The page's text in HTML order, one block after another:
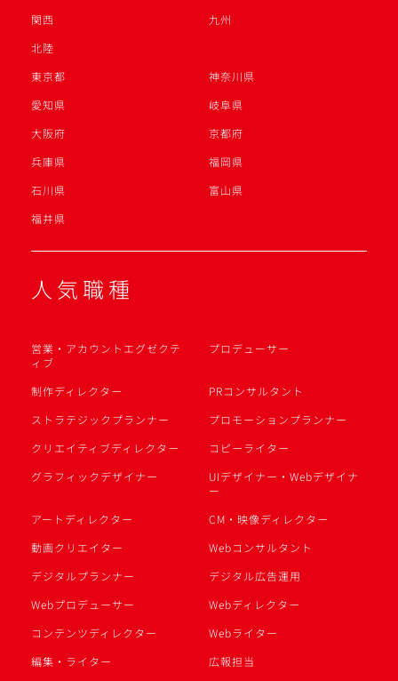
関西
九州
北陸
東京都
神奈川県
愛知県
岐阜県
大阪府
京都府
兵庫県
福岡県
石川県
富山県
福井県
人気職種
営業・アカウントエグゼクテ
ィブ
プロデューサー
制作ディレクター
PRコンサルタント
ストラテジックプランナー
プロモーションプランナー
クリエイティブディレクター
コピーライター
グラフィックデザイナー
UIデザイナー・Webデザイナ
ー
アートディレクター
CM・映像ディレクター
動画クリエイター
Webコンサルタント
デジタルプランナー
デジタル広告運用
Webプロデューサー
Webディレクター
コンテンツディレクター
Webライター
編集・ライター
広報担当